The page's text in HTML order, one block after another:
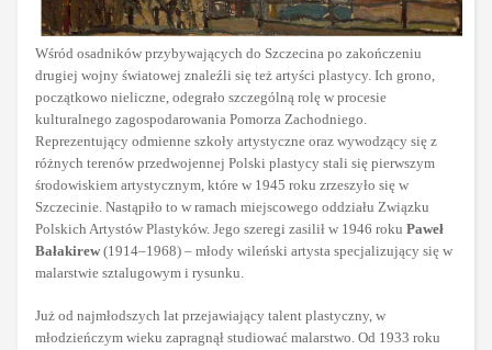
Wśród osadników przybywających do Szczecina po zakończeniu
drugiej wojny światowej znaleźli się też artyści plastycy. Ich grono,
początkowo nieliczne, odegrało szczególną rolę w procesie
kulturalnego zagospodarowania Pomorza Zachodniego.
Reprezentujący odmienne szkoły artystyczne oraz wywodzący się z
różnych terenów przedwojennej Polski plastycy stali się pierwszym
środowiskiem artystycznym, które w 1945 roku zrzeszyło się w
Szczecinie. Nastąpiło to w ramach miejscowego oddziału Związku
Polskich Artystów Plastyków. Jego szeregi zasilił w 1946 roku Paweł
Bałakirew (1914–1968) – młody wileński artysta specjalizujący się w
malarstwie sztalugowym i rysunku.
Już od najmłodszych lat przejawiający talent plastyczny, w
młodzieńczym wieku zapragnął studiować malarstwo. Od 1933 roku